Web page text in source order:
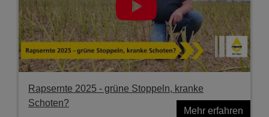
Rapsernte 2025 - grüne Stoppeln, kranke
Schoten?
Mehr erfahren